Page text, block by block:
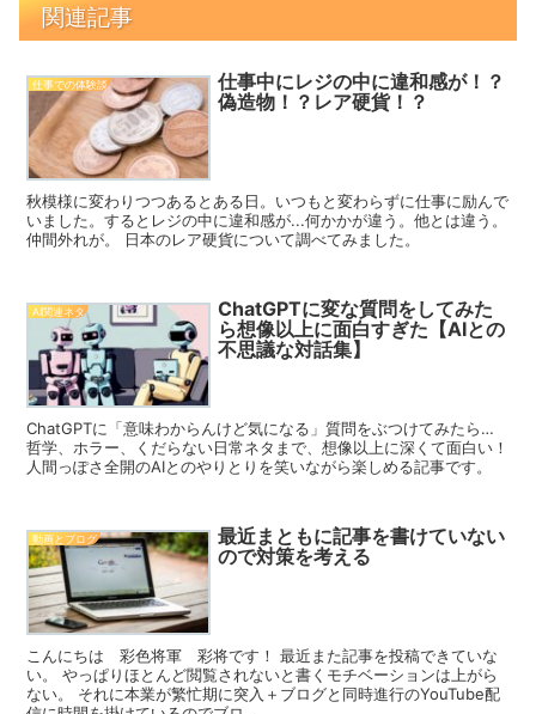
関連記事
仕事での体験談
仕事中にレジの中に違和感が！？
偽造物！？レア硬貨！？
秋模様に変わりつつあるとある日。いつもと変わらずに仕事に励んで
いました。するとレジの中に違和感が...何かかが違う。他とは違う。
仲間外れが。 日本のレア硬貨について調べてみました。
AI関連ネタ
ChatGPTに変な質問をしてみた
ら想像以上に面白すぎた【AIとの
不思議な対話集】
ChatGPTに「意味わからんけど気になる」質問をぶつけてみたら…
哲学、ホラー、くだらない日常ネタまで、想像以上に深くて面白い！
人間っぽさ全開のAIとのやりとりを笑いながら楽しめる記事です。
動画とブログ
最近まともに記事を書けていない
ので対策を考える
こんにちは 彩色将軍 彩将です！ 最近また記事を投稿できていな
い。 やっぱりほとんど閲覧されないと書くモチベーションは上がら
ない。 それに本業が繁忙期に突入＋ブログと同時進行のYouTube配